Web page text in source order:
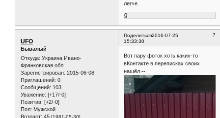
легче.
0
Поделиться 7
2016-07-25
15:33:30
UFO
Бывалый
Откуда: Украина Ивано-
Франковская обл.
Зарегистрирован: 2015-06-08
Приглашений: 0
Сообщений: 103
Уважение: [+17/-0]
Позитив: [+2/-0]
Пол: Мужской
Возраст: 45
Вот пару фоток хоть каких-то
вКонтакте в переписках своих
нашёл --